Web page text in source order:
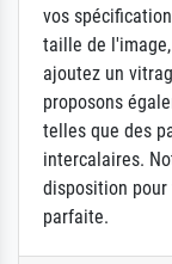
vos
taille de
ajoutez un
proposons
telles que des
intercalaires.
disposition
parfaite.